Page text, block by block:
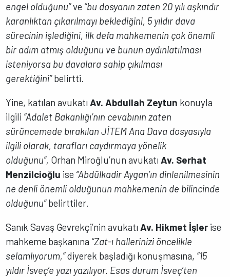
engel olduğunu”ve “bu dosyanın zaten 20 yılı aşkındır
karanlıktan çıkarılmayı beklediğini, 5 yıldır dava
sürecinin işlediğini, ilk defa mahkemenin çok önemli
bir adım atmış olduğunu ve bunun aydınlatılması
isteniyorsa bu davalara sahip çıkılması
gerektiğini”belirtti.
Yine, katılan avukatı Av. Abdullah Zeytun konuyla
ilgili “Adalet Bakanlığı’nın cevabının zaten
sürüncemede bırakılan JİTEM Ana Dava dosyasıyla
ilgili olarak, tarafları caydırmaya yönelik
olduğunu”, Orhan Miroğlu’nun avukatı Av. Serhat
Menzilcioğlu ise “Abdülkadir Aygan’ın dinlenilmesinin
ne denli önemli olduğunun mahkemenin de bilincinde
olduğunu”belirttiler.
Sanık Savaş Gevrekçi’nin avukatı Av. Hikmet İşler ise
mahkeme başkanına “Zat-ı hallerinizi öncelikle
selamlıyorum,”diyerek başladığı konuşmasına, “15
yıldır İsveç’e yazı yazılıyor. Esas durum İsveç’ten